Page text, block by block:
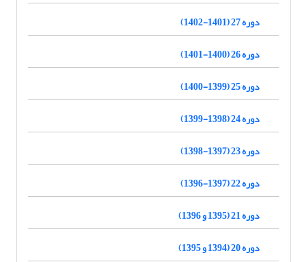
دوره 27 (1401-1402)
دوره 26 (1400-1401)
دوره 25 (1399-1400)
دوره 24 (1398-1399)
دوره 23 (1397-1398)
دوره 22 (1397-1396)
دوره 21 (1395 و 1396)
دوره 20 (1394 و 1395)